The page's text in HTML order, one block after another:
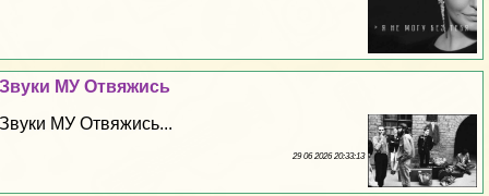
Звуки МУ Отвяжись
Звуки МУ Отвяжись...
29 06 2026 20:33:13